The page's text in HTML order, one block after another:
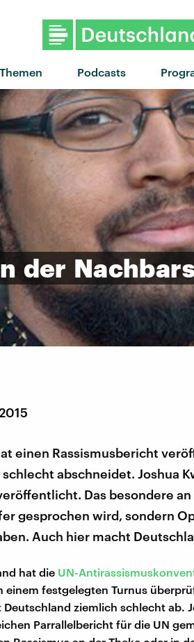
Themen Podcasts
der
einen Rassismusbericht
abschneidet. Joshua
Das besondere
gesprochen wird, sondern
Auch hier macht
hat die UN-
einem festgelegten Turnus
ziemlich schlecht ab.
Parrallelbericht für die UN